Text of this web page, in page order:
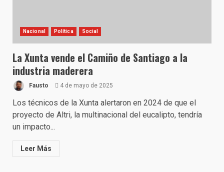
Nacional Política Social
La Xunta vende el Camiño de Santiago a la
industria maderera
Fausto 4 de mayo de 2025
Los técnicos de la Xunta alertaron en 2024 de que el
proyecto de Altri, la multinacional del eucalipto, tendría
un impacto...
Leer Más